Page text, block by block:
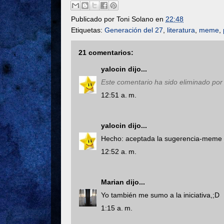
Publicado por Toni Solano en 22:48
Etiquetas: Generación del 27 literatura meme
21 comentarios:
yalocin dijo...
Este comentario ha sido eliminado por
12:51 a. m.
yalocin dijo...
Hecho: aceptada la sugerencia-meme
12:52 a. m.
Marian dijo...
Yo también me sumo a la iniciativa,;D
1:15 a. m.